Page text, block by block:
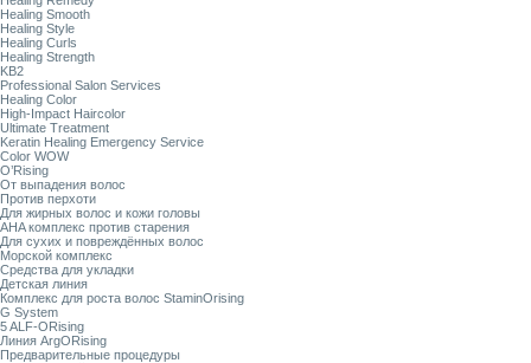
Healing Smooth
Healing Style
Healing Curls
Healing Strength
KB2
Professional Salon Services
Healing Color
High-Impact Haircolor
Ultimate Treatment
Keratin Healing Emergency Service
Color WOW
O’Rising
От выпадения волос
Против перхоти
Для жирных волос и кожи головы
AHA комплекс против старения
Для сухих и повреждённых волос
Морской комплекс
Средства для укладки
Детская линия
Комплекс для роста волос StaminOrising
G System
5 ALF-ORising
Линия ArgORising
Предварительные процедуры